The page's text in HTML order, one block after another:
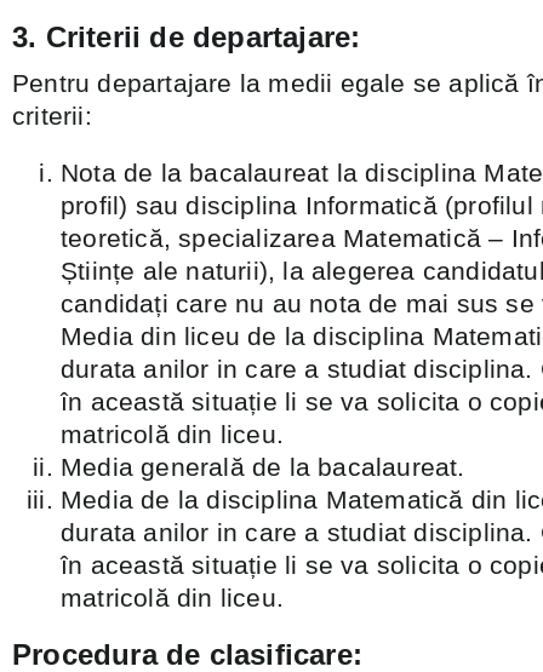
3. Criterii de departajare:
Pentru departajare la medii egale se aplică
criterii:
Nota de la bacalaureat la disciplina
profil) sau disciplina Informatică (profilul
teoretică, specializarea Matematică –
Științe ale naturii), la alegerea
candidați care nu au nota de mai sus
Media din liceu de la disciplina
durata anilor in care a studiat disciplina.
în această situație li se va solicita o
matricolă din liceu.
Media generală de la bacalaureat.
Media de la disciplina Matematică din
durata anilor in care a studiat disciplina.
în această situație li se va solicita o
matricolă din liceu.
Procedura de clasificare: